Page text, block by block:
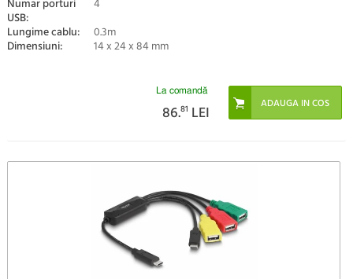
Numar porturi
USB:
4
Lungime cablu:
0.3m
Dimensiuni: 14 x 24 x 84 mm
La comandă
86.81 LEI